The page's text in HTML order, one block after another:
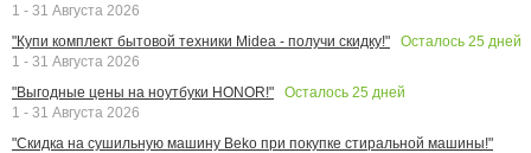
1 - 31 Августа 2026
"Купи комплект бытовой техники Midea - получи скидку!"
Осталось 25 дней
1 - 31 Августа 2026
"Выгодные цены на ноутбуки HONOR!"
Осталось 25 дней
1 - 31 Августа 2026
"Скидка на сушильную машину Beko при покупке стиральной машины!"